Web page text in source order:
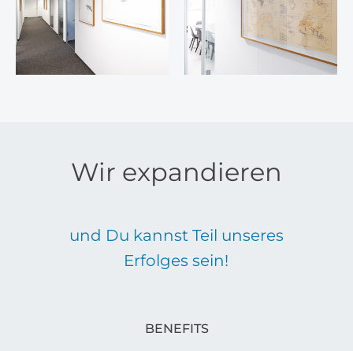
Wir expandieren
und Du kannst Teil unseres
Erfolges sein!
BENEFITS